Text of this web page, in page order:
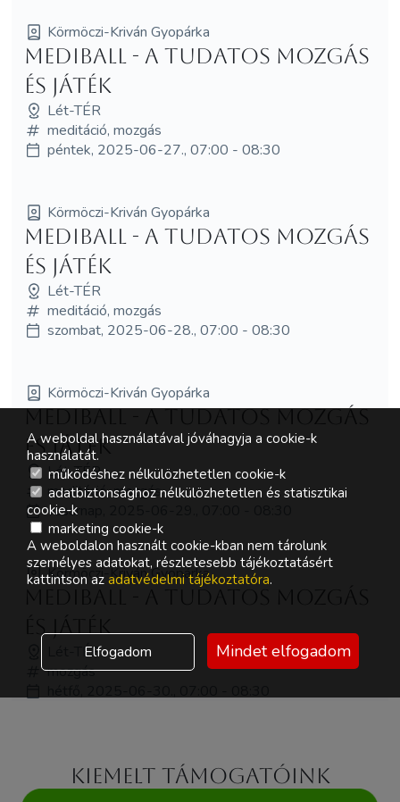
Körmöczi-Kriván Gyopárka
MediBall - a tudatos mozgás
és játék
Lét-TÉR
meditáció, mozgás
péntek, 2025-06-27., 07:00 - 08:30
Körmöczi-Kriván Gyopárka
MediBall - a tudatos mozgás
és játék
Lét-TÉR
meditáció, mozgás
szombat, 2025-06-28., 07:00 - 08:30
Körmöczi-Kriván Gyopárka
MediBall - a tudatos mozgás
és játék
Lét-TÉR
meditáció, mozgás
vasárnap, 2025-06-29., 07:00 - 08:30
Körmöczi-Kriván Gyopárka
és játék
Lét-TÉR
mozgás
Kiemelt támogatóink
A weboldal használatával jóváhagyja a cookie-k
használatát.
működéshez nélkülözhetetlen cookie-k
adatbiztonsághoz nélkülözhetetlen és statisztikai
cookie-k
marketing cookie-k
A weboldalon használt cookie-kban nem tárolunk
személyes adatokat, részletesebb tájékoztatásért
kattintson az adatvédelmi tájékoztatóra.
Elfogadom Mindet elfogadom